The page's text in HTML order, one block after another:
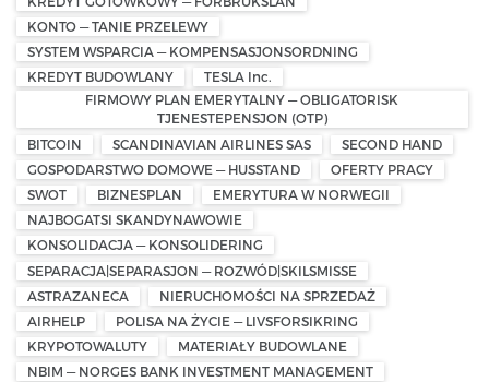
KONTO — TANIE PRZELEWY
SYSTEM WSPARCIA — KOMPENSASJONSORDNING
KREDYT BUDOWLANY
TESLA Inc.
FIRMOWY PLAN EMERYTALNY — OBLIGATORISK
TJENESTEPENSJON (OTP)
BITCOIN
SCANDINAVIAN AIRLINES SAS
SECOND HAND
GOSPODARSTWO DOMOWE — HUSSTAND
OFERTY PRACY
SWOT
BIZNESPLAN
EMERYTURA W NORWEGII
NAJBOGATSI SKANDYNAWOWIE
KONSOLIDACJA — KONSOLIDERING
SEPARACJA|SEPARASJON — ROZWÓD|SKILSMISSE
ASTRAZANECA
NIERUCHOMOŚCI NA SPRZEDAŻ
AIRHELP
POLISA NA ŻYCIE — LIVSFORSIKRING
KRYPOTOWALUTY
MATERIAŁY BUDOWLANE
NBIM — NORGES BANK INVESTMENT MANAGEMENT